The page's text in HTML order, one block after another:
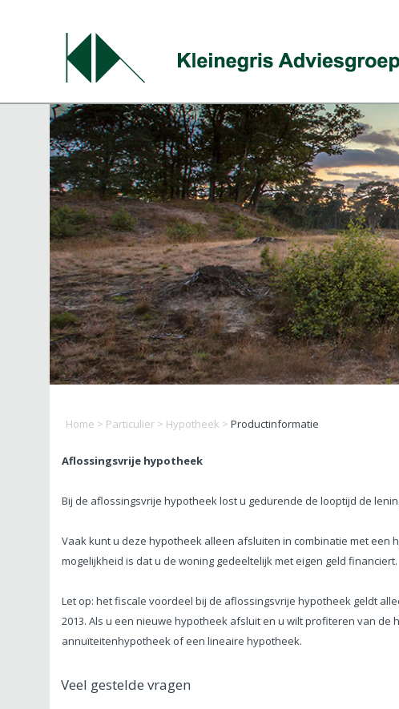
Home > Particulier > Hypotheek > Productinformatie
Aflossingsvrije hypotheek
Bij de aflossingsvrije hypotheek lost u gedurende de looptijd de
Vaak kunt u deze hypotheek alleen afsluiten in combinatie met een
mogelijkheid is dat u de woning gedeeltelijk met eigen geld financiert.
Let op: het fiscale voordeel bij de aflossingsvrije hypotheek geldt
2013. Als u een nieuwe hypotheek afsluit en u wilt profiteren van
annuïteitenhypotheek of een lineaire hypotheek.
Veel gestelde vragen